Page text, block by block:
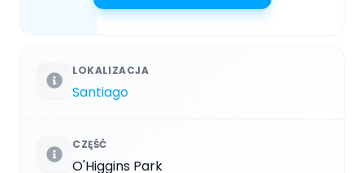
LOKALIZACJA
Santiago
CZĘŚĆ
O'Higgins Park